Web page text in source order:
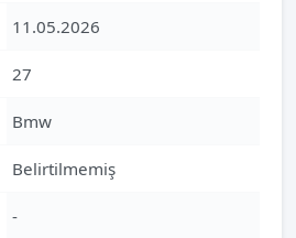
11.05.2026
27
Bmw
Belirtilmemiş
-